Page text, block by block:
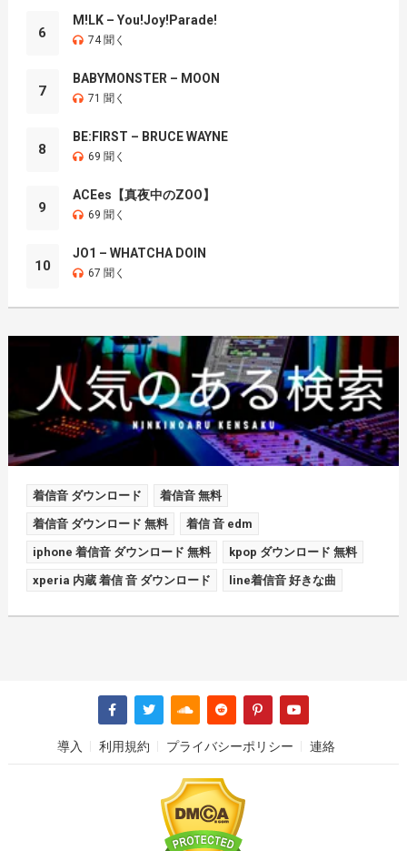
6
M!LK – You!Joy!Parade!
74 聞く
7
BABYMONSTER – MOON
71 聞く
8
BE:FIRST – BRUCE WAYNE
69 聞く
9
ACEes【真夜中のZOO】
69 聞く
10
JO1 – WHATCHA DOIN
67 聞く
着信音 ダウンロード 着信音 無料
着信音 ダウンロード 無料 着信 音 edm
iphone 着信音 ダウンロード 無料 kpop ダウンロード 無料
xperia 内蔵 着信 音 ダウンロード line着信音 好きな曲
導入 利用規約 プライバシーポリシー 連絡